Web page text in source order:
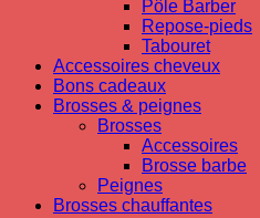
Pôle Barber
Repose-pieds
Tabouret
Accessoires cheveux
Bons cadeaux
Brosses & peignes
Brosses
Accessoires
Brosse barbe
Peignes
Brosses chauffantes